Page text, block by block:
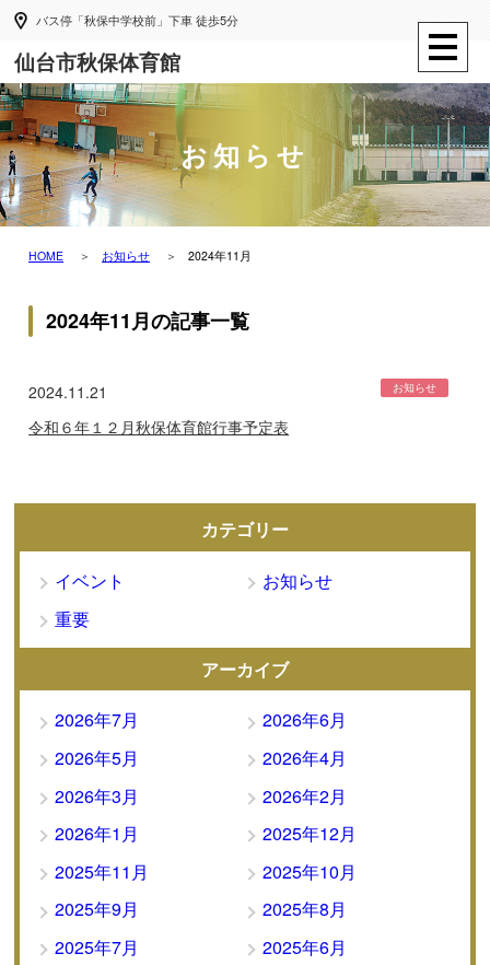
バス停「秋保中学校前」下車 徒歩5分
仙台市秋保体育館
お知らせ
HOME お知らせ 2024年11月
2024年11月の記事一覧
2024.11.21 お知らせ
令和６年１２月秋保体育館行事予定表
カテゴリー
イベント
お知らせ
重要
アーカイブ
2026年7月
2026年6月
2026年5月
2026年4月
2026年3月
2026年2月
2026年1月
2025年12月
2025年11月
2025年10月
2025年9月
2025年8月
2025年7月
2025年6月